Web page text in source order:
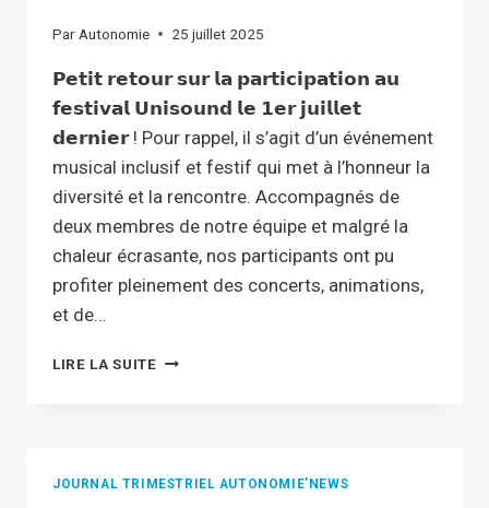
Par Autonomie 25 juillet 2025
𝗣𝗲𝘁𝗶𝘁 𝗿𝗲𝘁𝗼𝘂𝗿 𝘀𝘂𝗿 𝗹𝗮 𝗽𝗮𝗿𝘁𝗶𝗰𝗶𝗽𝗮𝘁𝗶𝗼𝗻 𝗮𝘂
𝗳𝗲𝘀𝘁𝗶𝘃𝗮𝗹 𝗨𝗻𝗶𝘀𝗼𝘂𝗻𝗱 𝗹𝗲 𝟭𝗲𝗿 𝗷𝘂𝗶𝗹𝗹𝗲𝘁
𝗱𝗲𝗿𝗻𝗶𝗲𝗿 ! Pour rappel, il s’agit d’un événement
musical inclusif et festif qui met à l’honneur la
diversité et la rencontre. Accompagnés de
deux membres de notre équipe et malgré la
chaleur écrasante, nos participants ont pu
profiter pleinement des concerts, animations,
et de…
LIRE LA SUITEFESTIVAL
JOURNAL TRIMESTRIEL AUTONOMIE'NEWS